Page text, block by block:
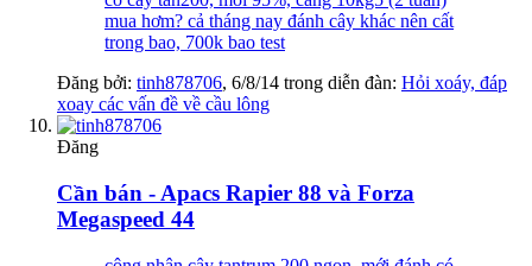
mua hơm? cả tháng nay đánh cây khác nên cất
trong bao, 700k bao test
Đăng bởi: tinh878706, 6/8/14 trong diễn đàn: Hỏi xoáy, đáp
xoay các vấn đề về cầu lông
Đăng
Cần bán - Apacs Rapier 88 và Forza
Megaspeed 44